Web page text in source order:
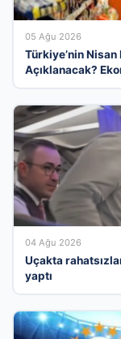
05 Ağu 2026
Türkiye’nin
Açıklanacak?
04 Ağu 2026
Uçakta
yaptı